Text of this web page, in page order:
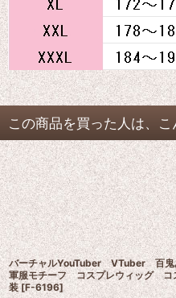
この商品を買った人は、
バーチャルYouTuber VTuber 百
軍服モチーフ コスプレウィッグ コ
装 [F-6196]